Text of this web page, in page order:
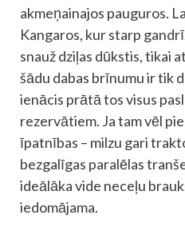
akmeņainajos pauguros.
Kangaros, kur starp
snauž dziļas dūkstis, tikai
šādu dabas brīnumu ir tik
ienācis prātā tos visus
rezervātiem. Ja tam vēl
īpatnības – milzu gari
bezgalīgas paralēlas
ideālāka vide neceļu
iedomājama.